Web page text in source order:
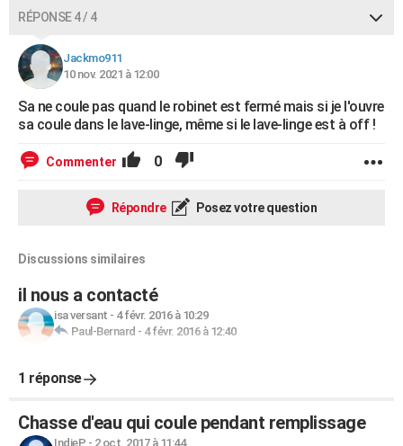
RÉPONSE 4 / 4
Jackmo911
10 nov. 2021 à 12:00
Sa ne coule pas quand le robinet est fermé mais si je l'ouvre
sa coule dans le lave-linge, même si le lave-linge est à off !
Commenter 0
Répondre Posez votre question
Discussions similaires
il nous a contacté
isa versant - 4 févr. 2016 à 10:29
Paul-Bernard - 4 févr. 2016 à 12:40
1 réponse
Chasse d'eau qui coule pendant remplissage
IndieP - 2 oct. 2017 à 11:44